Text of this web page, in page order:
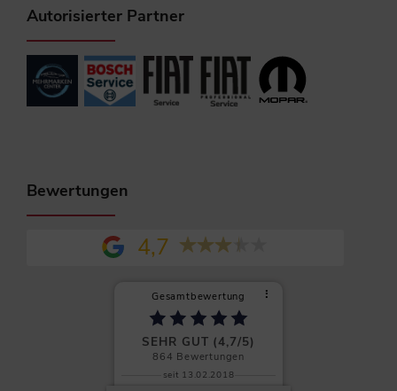
Autorisierter Partner
Bewertungen
4,7
Gesamtbewertung ⠇
SEHR GUT (4,7/5)
864 Bewertungen
seit 13.02.2018